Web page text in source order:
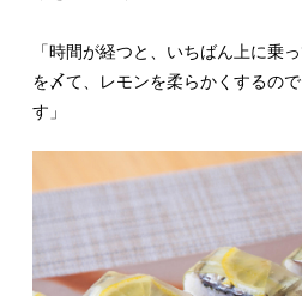
「時間が経つと、いちばん上に乗
を〆て、レモンを柔らかくするの
す」